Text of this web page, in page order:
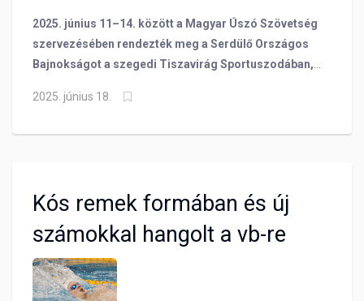
2025. június 11–14. között a Magyar Úszó Szövetség
szervezésében rendezték meg a Serdülő Országos
Bajnokságot a szegedi Tiszavirág Sportuszodában,
5 bronzérmet szereztek, ezzel az éremtáblázat élén,
2025. június 18.
Kós remek formában és új
számokkal hangolt a vb-re